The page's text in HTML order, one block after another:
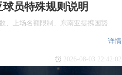
员特殊规则说明
、上场名额限制、东南亚提携国豁
详情
2026-08-03 22:42:02